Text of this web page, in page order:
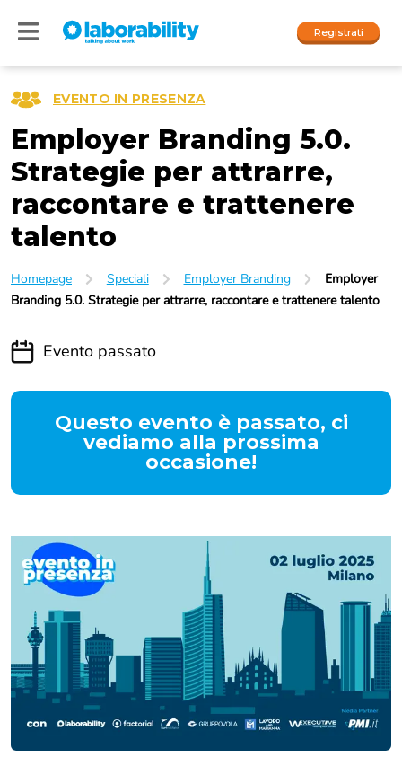
Registrati
I nostri social
Accedi
People
EVENTO IN PRESENZA
Employer Branding 5.0.
Strategie per attrarre,
raccontare e trattenere
talento
Homepage Speciali Employer Branding
Employer
Branding 5.0. Strategie per attrarre, raccontare e trattenere talento
Evento passato
Questo evento è passato, ci
vediamo alla prossima
occasione!